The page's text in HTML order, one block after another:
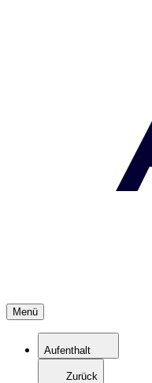
Menü
Aufenthalt
Zurück